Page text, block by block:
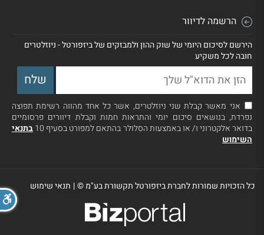
הרשמה לדיוור
הירשם לסיכום היומי של שוק ההון ולמבזקים של ביזפורטל - ניוזלטרים
חובה לכל משקיע
אני מאשר קבלת שני ניוזלטרים, אשר כל אחד מהווה רשימת תפוצה
נפרדת, בנושאים סיכום יומי והתראות חמות וקבלת דיוורים פרסומיים
בדואר אלקטרוני ו/ או באמצעות הסלולר בהתאם למפורט בסעיף 10
בתנאי
השימוש
כל הזכויות שמורות לחברת ביזפורטל תקשורת בע"מ ©| תנאי שימוש